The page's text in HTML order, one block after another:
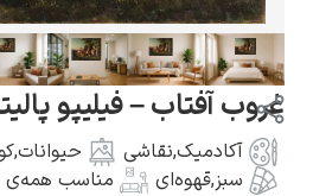
گوستاو کلیمت
– فیلیپو پالیتزی
,نقاشی حیوانات,کودک,منظره
قهوه‌ای مناسب همه‌ی فضاها